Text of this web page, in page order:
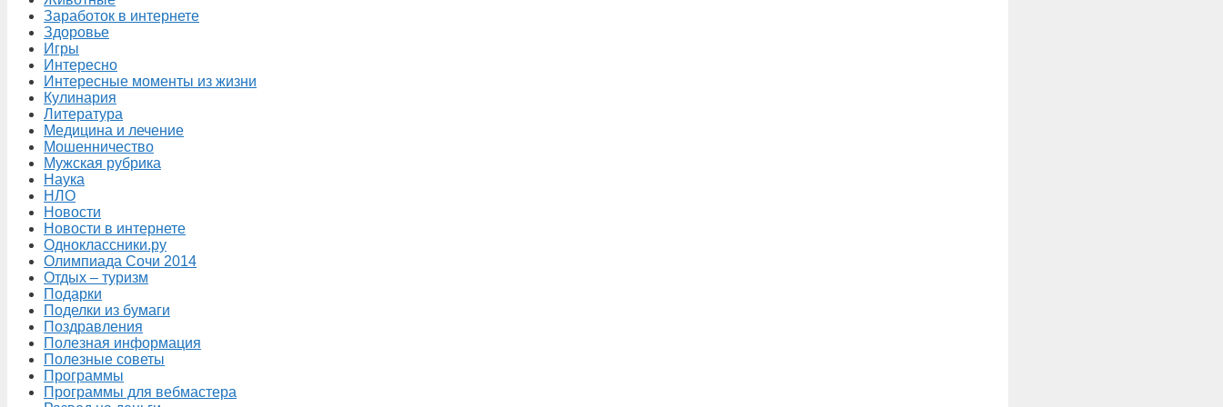
Заработок в интернете
Здоровье
Игры
Интересно
Интересные моменты из жизни
Кулинария
Литература
Медицина и лечение
Мошенничество
Мужская рубрика
Наука
НЛО
Новости
Новости в интернете
Одноклассники.ру
Олимпиада Сочи 2014
Отдых – туризм
Подарки
Поделки из бумаги
Поздравления
Полезная информация
Полезные советы
Программы
Программы для вебмастера